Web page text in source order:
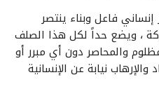
فاعل وبناء ينتصر
، ويضع حداً لكل هذا الصلف
والمحاصر دون أي مبرر أو
نيابة عن الإنسانية